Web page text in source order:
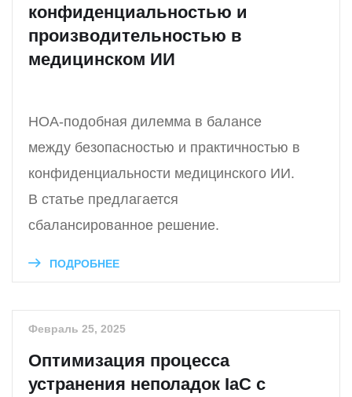
конфиденциальностью и
производительностью в
медицинском ИИ
HOA-подобная дилемма в балансе
между безопасностью и практичностью в
конфиденциальности медицинского ИИ.
В статье предлагается
сбалансированное решение.
ПОДРОБНЕЕ
Февраль 25, 2025
Оптимизация процесса
устранения неполадок IaC с